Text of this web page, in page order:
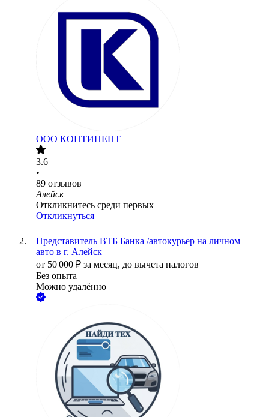
ООО КОНТИНЕНТ
3.6
•
89 отзывов
Алейск
Откликнитесь среди первых
Откликнуться
Представитель ВТБ Банка /автокурьер на личном
авто в г. Алейск
от 50 000 ₽ за месяц, до вычета налогов
Без опыта
Можно удалённо